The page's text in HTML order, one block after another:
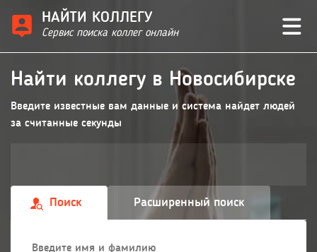
НАЙТИ КОЛЛЕГУ
Сервис поиска коллег онлайн
Найти коллегу в Новосибирске
Введите известные вам данные и система найдет людей
за считанные секунды
Поиск Расширенный поиск